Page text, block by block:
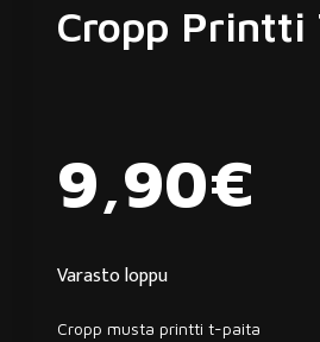
Cropp Printti
9,90€
Varasto loppu
Cropp musta printti t-paita